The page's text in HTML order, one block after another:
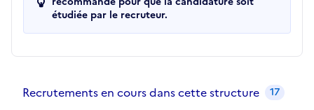
étudiée par le recruteur.
Recrutements en cours dans cette structure 17